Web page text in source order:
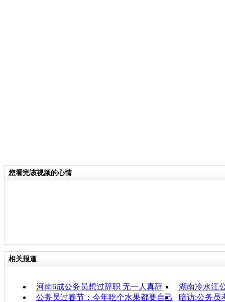
您看完该视频的心情
相关报道
河南6成公务员想过辞职 无一人真辞
湖南冷水江
公务员过春节：今年吃个水果都要自己
暗访:公务员